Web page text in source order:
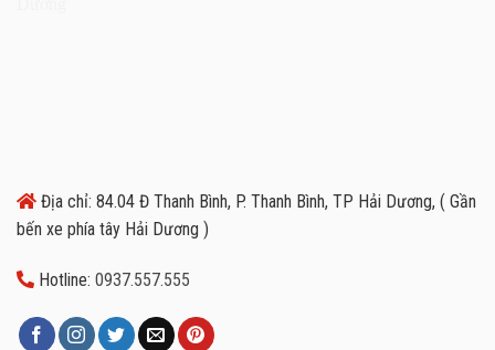
Địa chỉ: 84.04 Đ Thanh Bình, P. Thanh Bình, TP Hải Dương, ( Gần
bến xe phía tây Hải Dương )
Hotline: 0937.557.555